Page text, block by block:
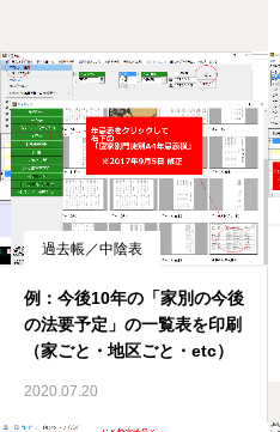
過去帳／中陰表
例：今後10年の「家別の今後
の法要予定」の一覧表を印刷
（家ごと・地区ごと・etc）
2020.07.20